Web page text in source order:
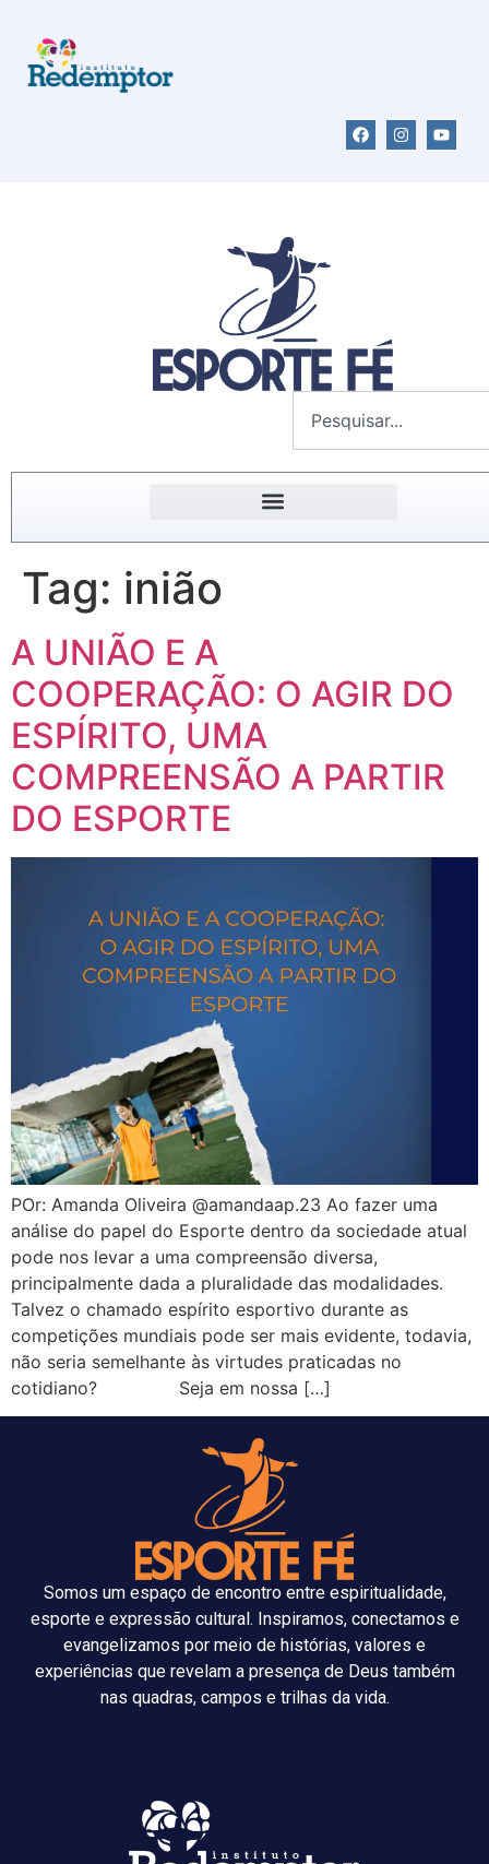
Tag: inião
A UNIÃO E A
COOPERAÇÃO: O AGIR DO
ESPÍRITO, UMA
COMPREENSÃO A PARTIR
DO ESPORTE
POr: Amanda Oliveira @amandaap.23 Ao fazer uma
análise do papel do Esporte dentro da sociedade atual
pode nos levar a uma compreensão diversa,
principalmente dada a pluralidade das modalidades.
Talvez o chamado espírito esportivo durante as
competições mundiais pode ser mais evidente, todavia,
não seria semelhante às virtudes praticadas no
cotidiano? Seja em nossa […]
Somos um espaço de encontro entre espiritualidade,
esporte e expressão cultural. Inspiramos, conectamos e
evangelizamos por meio de histórias, valores e
experiências que revelam a presença de Deus também
nas quadras, campos e trilhas da vida.